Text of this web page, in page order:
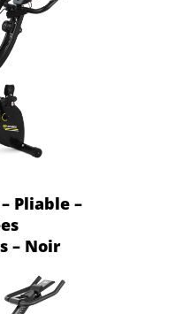
Pliable –
– Noir